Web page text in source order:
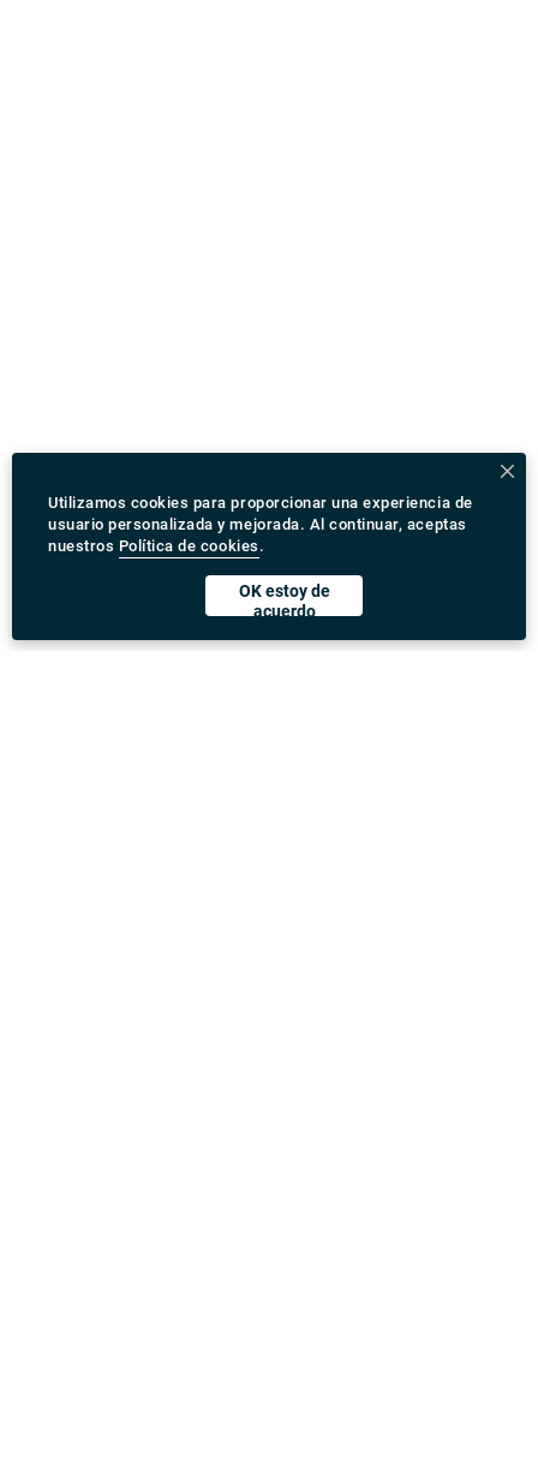
Utilizamos cookies para proporcionar una experiencia de
usuario personalizada y mejorada. Al continuar, aceptas
nuestros Política de cookies .
OK estoy de
acuerdo